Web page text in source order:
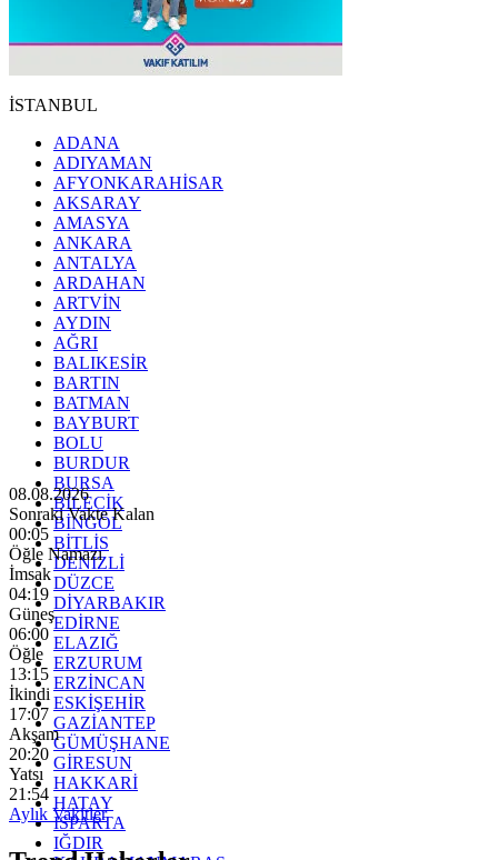
İSTANBUL
ADANA
ADIYAMAN
AFYONKARAHİSAR
AKSARAY
AMASYA
ANKARA
ANTALYA
ARDAHAN
ARTVİN
AYDIN
AĞRI
BALIKESİR
BARTIN
BATMAN
BAYBURT
BOLU
BURDUR
BURSA
BİLECİK
BİNGÖL
BİTLİS
DENİZLİ
DÜZCE
DİYARBAKIR
EDİRNE
ELAZIĞ
ERZURUM
ERZİNCAN
ESKİŞEHİR
GAZİANTEP
GÜMÜŞHANE
GİRESUN
HAKKARİ
HATAY
ISPARTA
IĞDIR
08.08.2026
Sonraki Vakte Kalan
00:04
Öğle Namazı
İmsak
04:19
Güneş
06:00
Öğle
13:15
İkindi
17:07
Akşam
20:20
Yatsı
21:54
Aylık Vakitler